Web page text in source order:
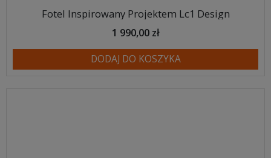
Fotel Inspirowany Projektem Lc1 Design
1 990,00 zł
DODAJ DO KOSZYKA